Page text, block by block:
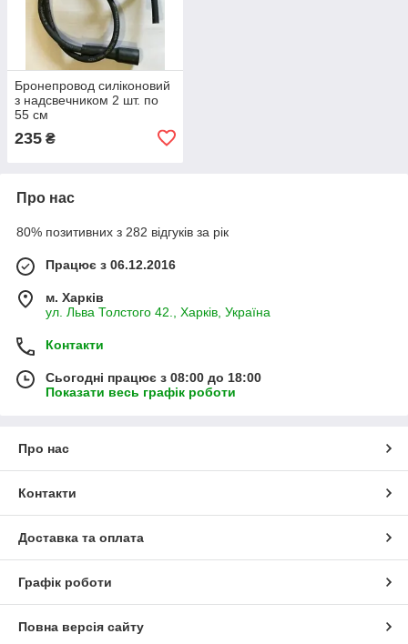
Бронепровод силіконовий
з надсвечником 2 шт. по
55 см
235 ₴
Про нас
80% позитивних з 282 відгуків за рік
Працює з 06.12.2016
м. Харків
ул. Льва Толстого 42., Харків, Україна
Контакти
Сьогодні працює з 08:00 до 18:00
Показати весь графік роботи
Про нас
Контакти
Доставка та оплата
Графік роботи
Повна версія сайту